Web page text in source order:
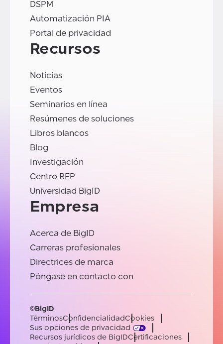
DSPM
Automatización PIA
Portal de privacidad
Recursos
Noticias
Eventos
Seminarios en línea
Resúmenes de soluciones
Libros blancos
Blog
Investigación
Centro RFP
Universidad BigID
Empresa
Acerca de BigID
Carreras profesionales
Directrices de marca
Póngase en contacto con
©BigID
TérminosConfidencialidadCookies
Sus opciones de privacidad
Recursos jurídicos de BigIDCertificaciones